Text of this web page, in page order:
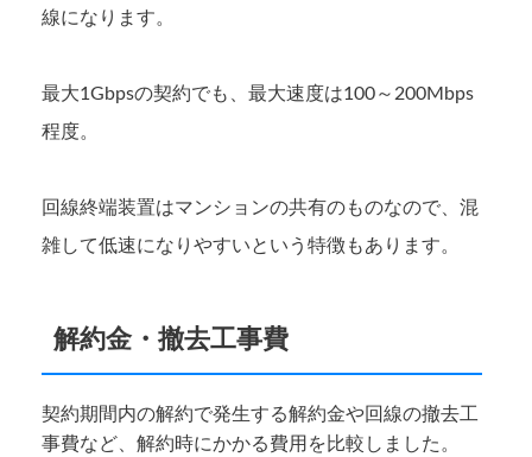
線になります。
最大1Gbpsの契約でも、最大速度は100～200Mbps
程度。
回線終端装置はマンションの共有のものなので、混
雑して低速になりやすいという特徴もあります。
解約金・撤去工事費
契約期間内の解約で発生する解約金や回線の撤去工
事費など、解約時にかかる費用を比較しました。